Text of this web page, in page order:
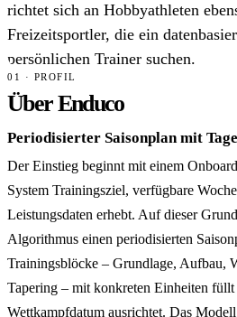
richtet sich an Hobbyathleten
Freizeitsportler, die ein
persönlichen Trainer suchen.
01 · PROFIL
Über Enduco
Periodisierter Saisonplan mit
Der Einstieg beginnt mit einem
System Trainingsziel, verfügbare
Leistungsdaten erhebt. Auf dieser
Algorithmus einen periodisierten
Trainingsblöcke – Grundlage, Aufbau,
Tapering – mit konkreten Einheiten füllt
Wettkampfdatum ausrichtet. Das